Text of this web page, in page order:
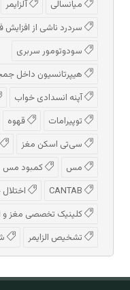
میانسالی
آلزایمر
سردرد ناشی از افزایش
سودوتومور سربری
هیپرتانسیون داخل
آپنه انسدادی خواب
توپیرامات
قهوه
سی‌تی اسکن مغز
مس
کمبود مس
کلینیک تخصصی مغز و
تشخیص الزایمر